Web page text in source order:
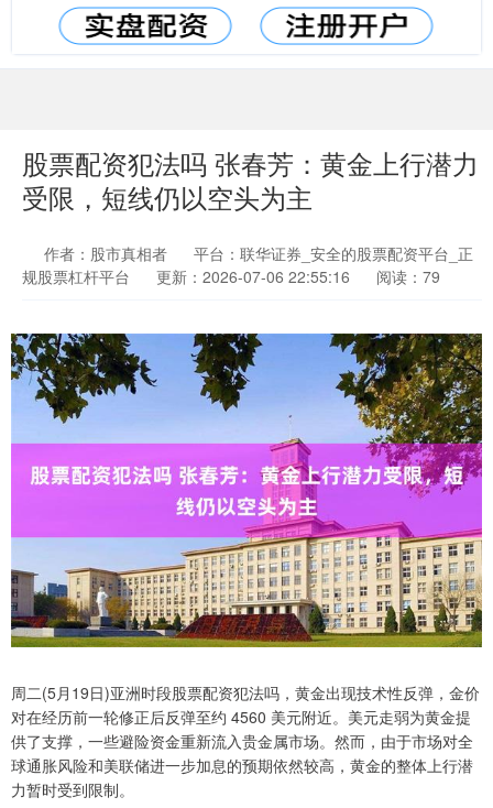
股票配资犯法吗 张春芳：黄金上行潜力
受限，短线仍以空头为主
作者：股市真相者
平台：联华证券_安全的股票配资平台_正
规股票杠杆平台
更新：2026-07-06 22:55:16 阅读：79
周二(5月19日)亚洲时段股票配资犯法吗，黄金出现技术性反弹，金价
对在经历前一轮修正后反弹至约 4560 美元附近。美元走弱为黄金提
供了支撑，一些避险资金重新流入贵金属市场。然而，由于市场对全
球通胀风险和美联储进一步加息的预期依然较高，黄金的整体上行潜
力暂时受到限制。